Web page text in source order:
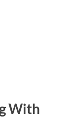
With